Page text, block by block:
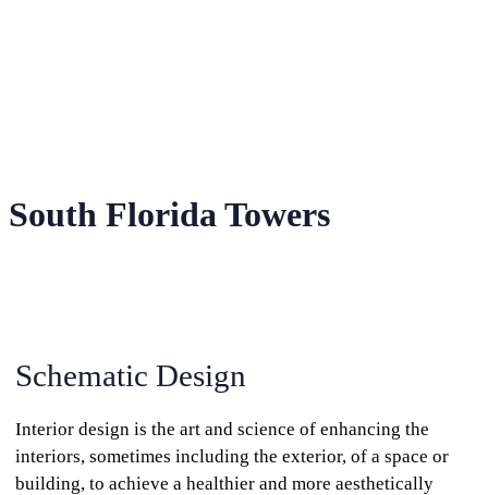
South Florida Towers
Schematic Design
Interior design is the art and science of enhancing the
interiors, sometimes including the exterior, of a space or
building, to achieve a healthier and more aesthetically